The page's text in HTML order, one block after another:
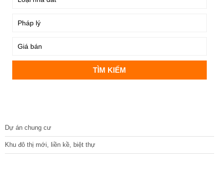
Dự án chung cư
Khu đô thị mới, liền kề, biệt thự